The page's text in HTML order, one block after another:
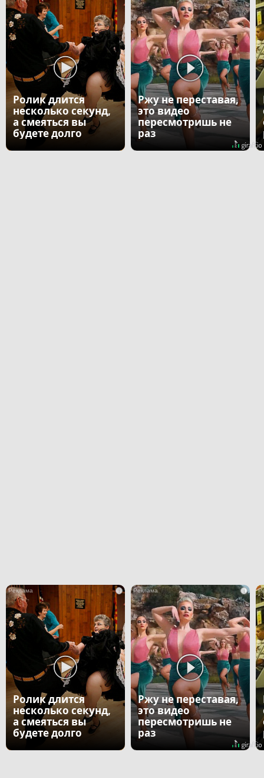
Ролик длится
несколько секунд,
а смеяться вы
будете долго
Ржу не переставая,
это видео
пересмотришь не
раз
i
Ролик длится
несколько секунд,
а смеяться вы
будете долго
i
Ржу не переставая,
это видео
пересмотришь не
раз